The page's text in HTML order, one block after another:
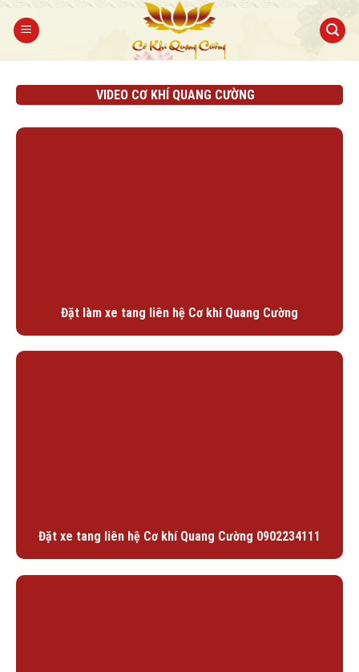
qua
VIDEO CƠ KHÍ QUANG CƯỜNG
Đặt làm xe tang liên hệ Cơ khí Quang Cường
Đặt xe tang liên hệ Cơ khí Quang Cường 0902234111